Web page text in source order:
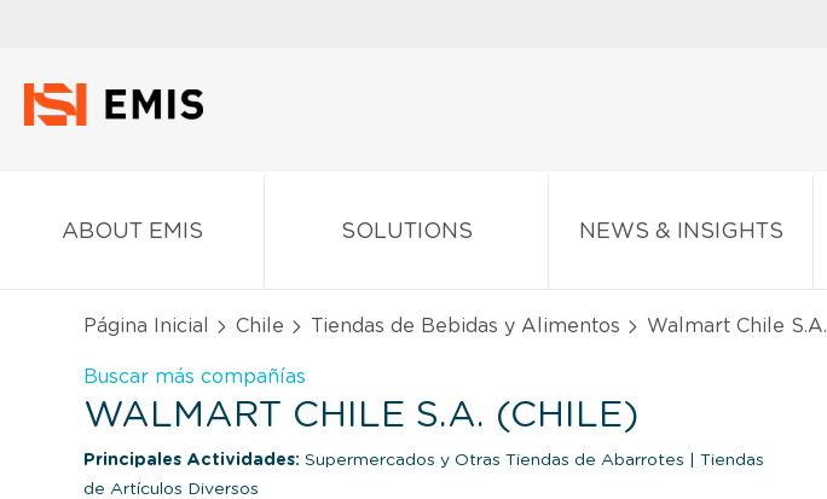
ABOUT EMIS SOLUTIONS NEWS & INSIGHTS
Página Inicial Chile Tiendas de Bebidas y Alimentos Walmart Chile S.A.
Buscar más compañías
WALMART CHILE S.A. (CHILE)
Principales Actividades: Supermercados y Otras Tiendas de Abarrotes
Tiendas
de Artículos Diversos